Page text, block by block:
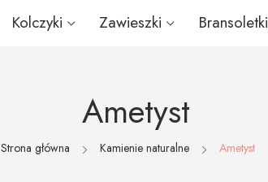
Kolczyki Zawieszki Bransoletki
Ametyst
Strona główna Kamienie naturalne Ametyst